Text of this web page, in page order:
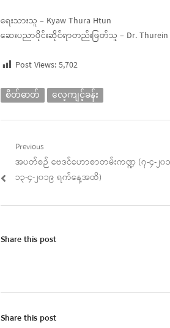
ရေးသားသူ – Kyaw Thura Htun
ဆေးပညာပိုင်းဆိုင်ရာတည်းဖြတ်သူ – Dr. Thurein
Post Views:5,702
စိတ်ဓာတ် လေ့ကျင့်ခန်း
Post
navigation
Previous
Previous
post:
အပတ်စဉ် ဗေဒင်ဟောစာတမ်းကဏ္ဍ (၇-၄-၂၀
၁၃-၄-၂၀၁၉ ရက်နေ့အထိ)
Share this post
Share this post